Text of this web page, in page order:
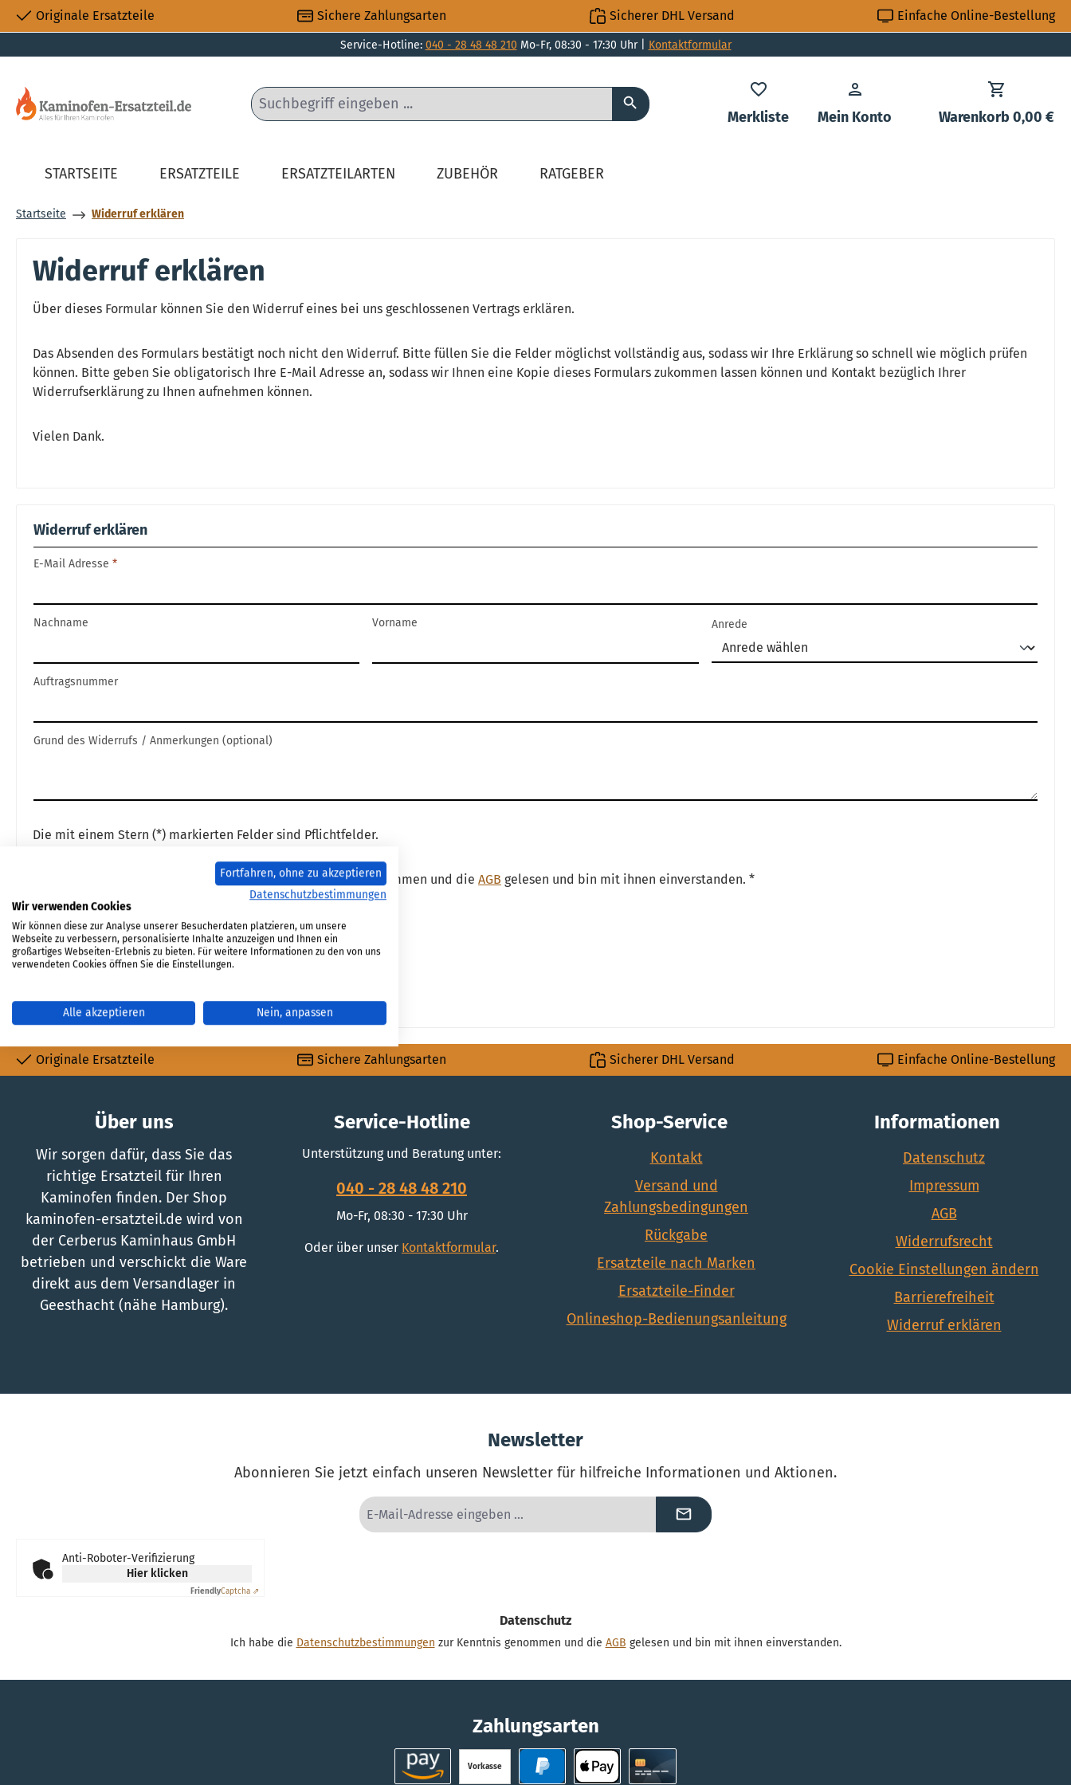
Hauptinhalt springen
Zur Suche springen
Zur Hauptnavigation springen
Originale Ersatzteile Sichere Zahlungsarten Sicherer DHL Versand Einfache Online-Bestellung
Service-Hotline: 040 - 28 48 48 210 Mo-Fr, 08:30 - 17:30 Uhr | Kontaktformular
MerklisteDu hast 0 Produkte auf dem Merkzettel
Mein Konto Warenkorb 0,00 €
STARTSEITE ERSATZTEILE ERSATZTEILARTEN ZUBEHÖR RATGEBER
Startseite Widerruf erklären
Widerruf erklären
Über dieses Formular können Sie den Widerruf eines bei uns geschlossenen Vertrags erklären.
Das Absenden des Formulars bestätigt noch nicht den Widerruf. Bitte füllen Sie die Felder möglichst vollständig aus, sodass wir Ihre Erklärung so schnell wie möglich prüfen
können. Bitte geben Sie obligatorisch Ihre E-Mail Adresse an, sodass wir Ihnen eine Kopie dieses Formulars zukommen lassen können und Kontakt bezüglich Ihrer
Widerrufserklärung zu Ihnen aufnehmen können.
Vielen Dank.
Widerruf erklären
E-Mail Adresse *
Nachname Vorname Anrede
Auftragsnummer
Grund des Widerrufs / Anmerkungen (optional)
Die mit einem Stern (*) markierten Felder sind Pflichtfelder.
Datenschutzbestimmungenzur Kenntnis genommen und die AGB gelesen und bin mit ihnen einverstanden. *
Anti-Roboter-Verifizierung
Hier klicken
FriendlyCaptcha ⇗
Originale Ersatzteile Sichere Zahlungsarten Sicherer DHL Versand Einfache Online-Bestellung
Über uns
Wir sorgen dafür, dass Sie das
richtige Ersatzteil für Ihren
Kaminofen finden. Der Shop
kaminofen-ersatzteil.de wird von
der Cerberus Kaminhaus GmbH
betrieben und verschickt die Ware
direkt aus dem Versandlager in
Geesthacht (nähe Hamburg).
Service-Hotline
Unterstützung und Beratung unter:
040 - 28 48 48 210
Mo-Fr, 08:30 - 17:30 Uhr
Oder über unser Kontaktformular.
Shop-Service
Kontakt
Versand und
Zahlungsbedingungen
Rückgabe
Ersatzteile nach Marken
Ersatzteile-Finder
Onlineshop-Bedienungsanleitung
Informationen
Datenschutz
Impressum
AGB
Widerrufsrecht
Cookie Einstellungen ändern
Barrierefreiheit
Widerruf erklären
Newsletter
Abonnieren Sie jetzt einfach unseren Newsletter für hilfreiche Informationen und Aktionen.
E-
Mail-
Anti-Roboter-Verifizierung
Hier klicken
FriendlyCaptcha ⇗
Datenschutz
Ich habe die Datenschutzbestimmungen zur Kenntnis genommen und die AGB gelesen und bin mit ihnen einverstanden.
Zahlungsarten
Vorkasse
Fortfahren, ohne zu akzeptieren
Datenschutzbestimmungen
Wir verwenden Cookies
Wir können diese zur Analyse unserer Besucherdaten platzieren, um unsere
Webseite zu verbessern, personalisierte Inhalte anzuzeigen und Ihnen ein
großartiges Webseiten-Erlebnis zu bieten. Für weitere Informationen zu den von uns
verwendeten Cookies öffnen Sie die Einstellungen.
Alle akzeptieren Nein, anpassen